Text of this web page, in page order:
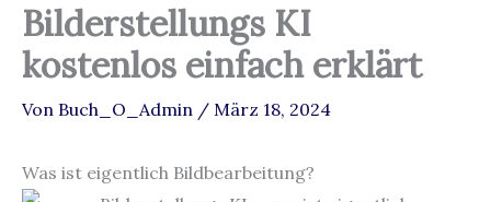
Bilderstellungs KI
kostenlos einfach erklärt
Von Buch_O_Admin / März 18, 2024
Was ist eigentlich Bildbearbeitung?